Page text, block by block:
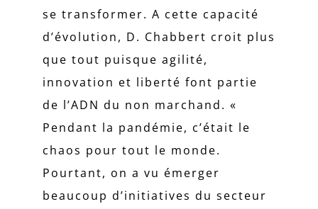
se transformer. A cette capacité
d’évolution, D. Chabbert croit plus
que tout puisque agilité,
innovation et liberté font partie
de l’ADN du non marchand. «
Pendant la pandémie, c’était le
chaos pour tout le monde.
Pourtant, on a vu émerger
beaucoup d’initiatives du secteur